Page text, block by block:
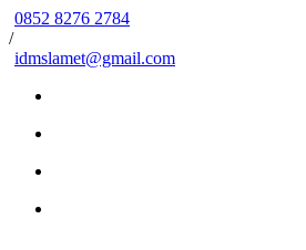
0852 8276 2784
/
idmslamet@gmail.com